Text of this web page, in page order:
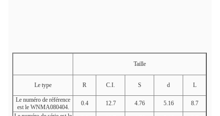
Taille
Le type R C.I. S d L
Le numéro de référence
est le WNMA080404.
0.4 12.7 4.76 5.16
8.7